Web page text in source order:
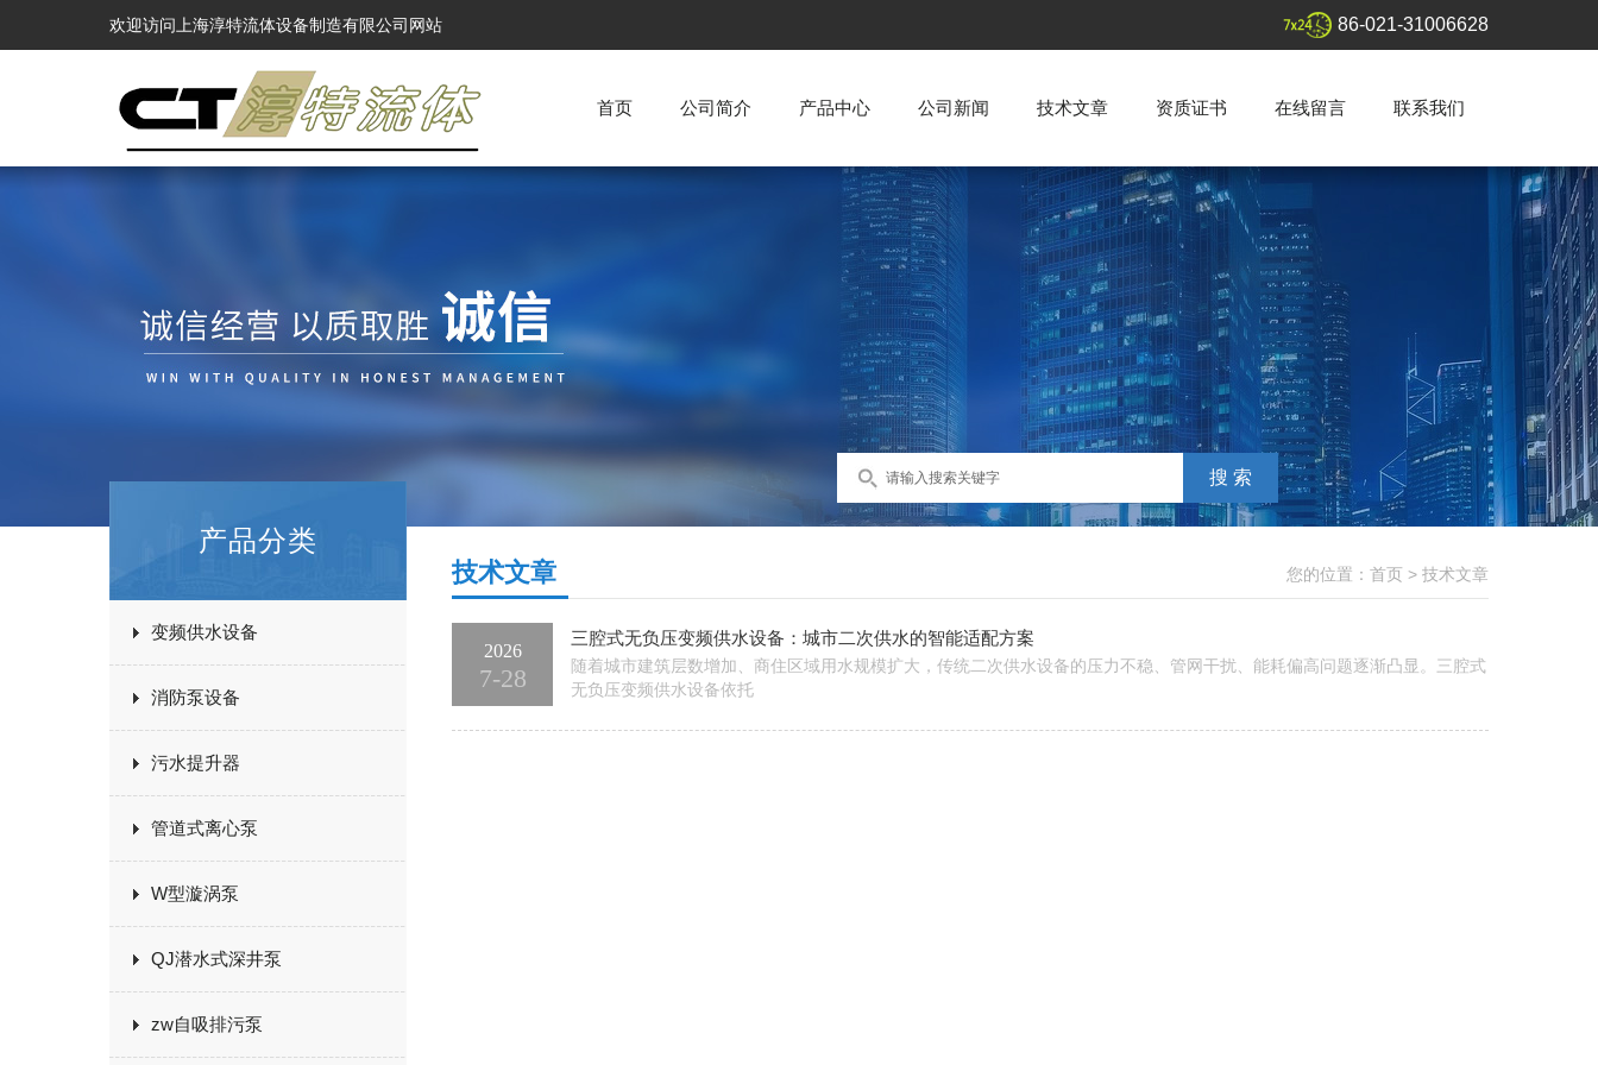
欢迎访问上海淳特流体设备制造有限公司网站 86-021-31006628
首页 公司简介 产品中心 公司新闻 技术文章 资质证书 在线留言 联系我们
产品分类
变频供水设备
消防泵设备
污水提升器
管道式离心泵
W型漩涡泵
QJ潜水式深井泵
zw自吸排污泵
您的位置： 首页 > 技术文章
技术文章
2026
7-28
三腔式无负压变频供水设备：城市二次供水的智能适配方案
随着城市建筑层数增加、商住区域用水规模扩大，传统二次供水设备的压力不稳、管网干扰、能耗偏高问题逐渐凸显。三腔式
无负压变频供水设备依托